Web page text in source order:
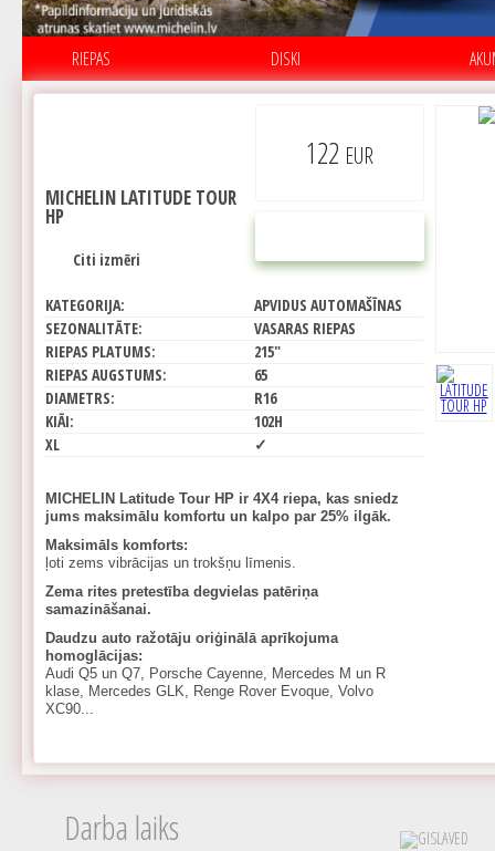
RIEPAS DISKI
122 EUR
MICHELIN LATITUDE TOUR
HP
Citi izmēri
KATEGORIJA:
APVIDUS AUTOMAŠĪNAS
SEZONALITĀTE:
VASARAS RIEPAS
RIEPAS PLATUMS:
215"
RIEPAS AUGSTUMS:
65
DIAMETRS:
R16
KIĀI:
102H
XL
✓
MICHELIN Latitude Tour HP ir 4X4 riepa, kas sniedz
jums maksimālu komfortu un kalpo par 25% ilgāk.
Maksimāls komforts:
ļoti zems vibrācijas un trokšņu līmenis.
Zema rites pretestība degvielas patēriņa
samazināšanai.
Daudzu auto ražotāju oriģinālā aprīkojuma
homoglācijas:
Audi Q5 un Q7, Porsche Cayenne, Mercedes M un R
klase, Mercedes GLK, Renge Rover Evoque, Volvo
XC90...
Darba laiks